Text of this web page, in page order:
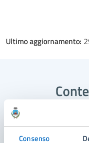
Consenso
Ultimo aggiornamento: